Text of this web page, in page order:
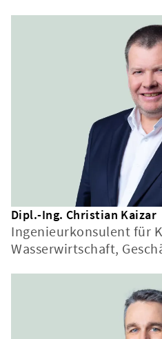
Dipl.-Ing. Christian Kaizar
Ingenieurkonsulent für
Wasserwirtschaft,